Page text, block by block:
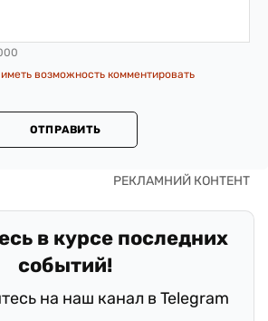
возможность комментировать
ОТПРАВИТЬ
в курсе последних
событий!
на наш канал в Telegram